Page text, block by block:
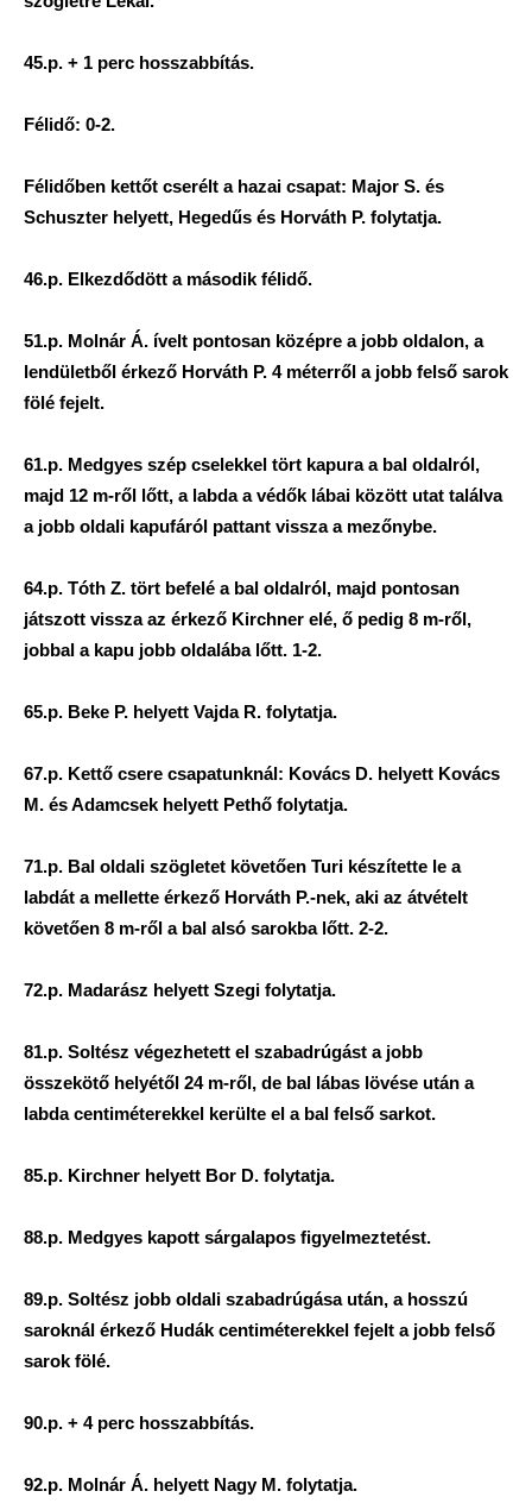
45.p. + 1 perc hosszabbítás.
Félidő: 0-2.
Félidőben kettőt cserélt a hazai csapat: Major S. és
Schuszter helyett, Hegedűs és Horváth P. folytatja.
46.p. Elkezdődött a második félidő.
51.p. Molnár Á. ívelt pontosan középre a jobb oldalon, a
lendületből érkező Horváth P. 4 méterről a jobb felső sarok
fölé fejelt.
61.p. Medgyes szép cselekkel tört kapura a bal oldalról,
majd 12 m-ről lőtt, a labda a védők lábai között utat találva
a jobb oldali kapufáról pattant vissza a mezőnybe.
64.p. Tóth Z. tört befelé a bal oldalról, majd pontosan
játszott vissza az érkező Kirchner elé, ő pedig 8 m-ről,
jobbal a kapu jobb oldalába lőtt. 1-2.
65.p. Beke P. helyett Vajda R. folytatja.
67.p. Kettő csere csapatunknál: Kovács D. helyett Kovács
M. és Adamcsek helyett Pethő folytatja.
71.p. Bal oldali szögletet követően Turi készítette le a
labdát a mellette érkező Horváth P.-nek, aki az átvételt
követően 8 m-ről a bal alsó sarokba lőtt. 2-2.
72.p. Madarász helyett Szegi folytatja.
81.p. Soltész végezhetett el szabadrúgást a jobb
összekötő helyétől 24 m-ről, de bal lábas lövése után a
labda centiméterekkel kerülte el a bal felső sarkot.
85.p. Kirchner helyett Bor D. folytatja.
88.p. Medgyes kapott sárgalapos figyelmeztetést.
89.p. Soltész jobb oldali szabadrúgása után, a hosszú
saroknál érkező Hudák centiméterekkel fejelt a jobb felső
sarok fölé.
90.p. + 4 perc hosszabbítás.
92.p. Molnár Á. helyett Nagy M. folytatja.